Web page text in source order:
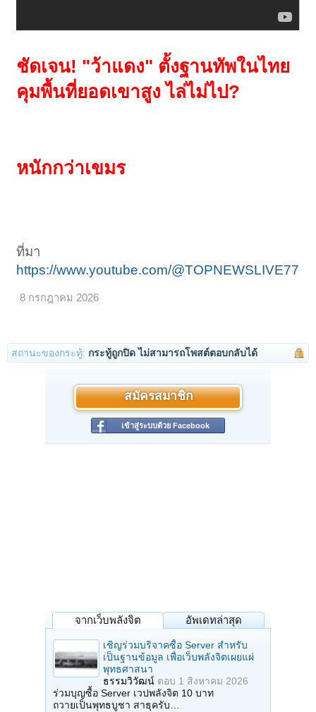
ชัดเจน! "ว้าแดง" ตั้งฐานทัพในไทย
คุมพื้นที่ยอดเขาสูง ไล่ไม่ไป?
หนักกว่าเขมร
ที่มา
https://www.youtube.com/@TOPNEWSLIVE77
8 กรกฎาคม 2026
สถานะของกระทู้: กระทู้ถูกปิด ไม่สามารถโพสต์ตอบกลับได้
สมัครสมาชิก
เข้าสู่ระบบด้วย Facebook
จากเว็บพลังจิต อัพเดทล่าสุด
เชิญร่วมบริจาคซื้อ Server สำหรับ
เป็นฐานข้อมูล เพื่อเว็บพลังจิตเผยแผ่
พุทธศาสนา
ธรรมวิวัฒน์ ตอบ 1 สิงหาคม 2026
ร่วมบุญซื้อ Server เวปพลังจิต 10 บาท
ถวายเป็นพุทธบูชา สาธุครับ…